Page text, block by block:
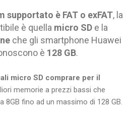
supportato è FAT o exFAT, la
è quella micro SD e la
che gli smartphone Huawei
è 128 GB.
micro SD comprare per il
memorie a prezzi bassi che
8GB fino ad un massimo di 128 GB.